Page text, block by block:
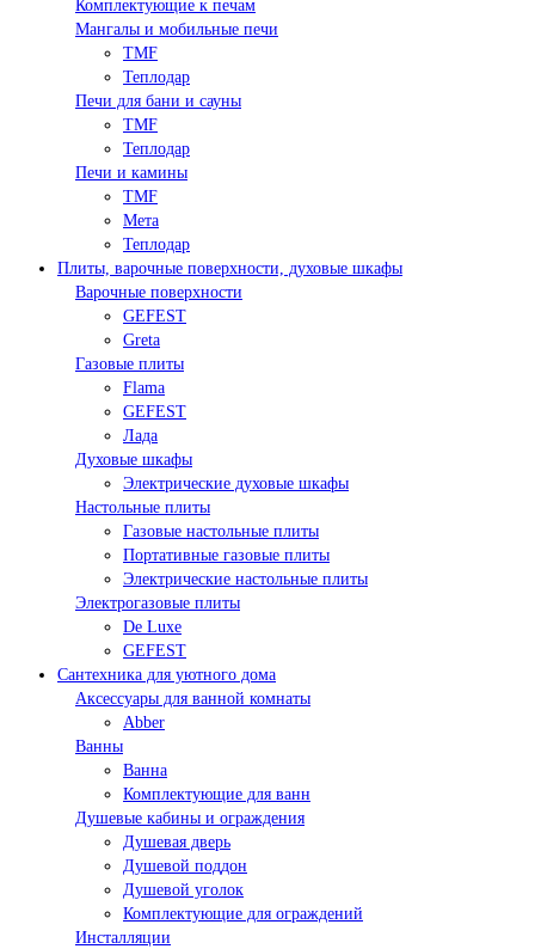
Комплектующие к печам
Мангалы и мобильные печи
TMF
Теплодар
Печи для бани и сауны
TMF
Теплодар
Печи и камины
TMF
Мета
Теплодар
Плиты, варочные поверхности, духовые шкафы
Варочные поверхности
GEFEST
Greta
Газовые плиты
Flama
GEFEST
Лада
Духовые шкафы
Электрические духовые шкафы
Настольные плиты
Газовые настольные плиты
Портативные газовые плиты
Электрические настольные плиты
Электрогазовые плиты
De Luxe
GEFEST
Сантехника для уютного дома
Аксессуары для ванной комнаты
Abber
Ванны
Ванна
Комплектующие для ванн
Душевые кабины и ограждения
Душевая дверь
Душевой поддон
Душевой уголок
Комплектующие для ограждений
Инсталляции